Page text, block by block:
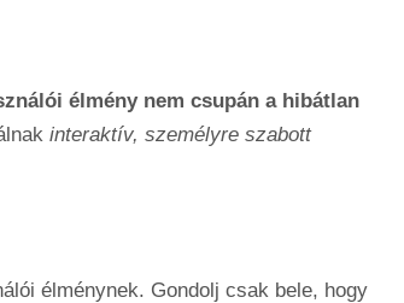
élmény nem csupán a hibátlan
interaktív, személyre szabott
élménynek. Gondolj csak bele, hogy